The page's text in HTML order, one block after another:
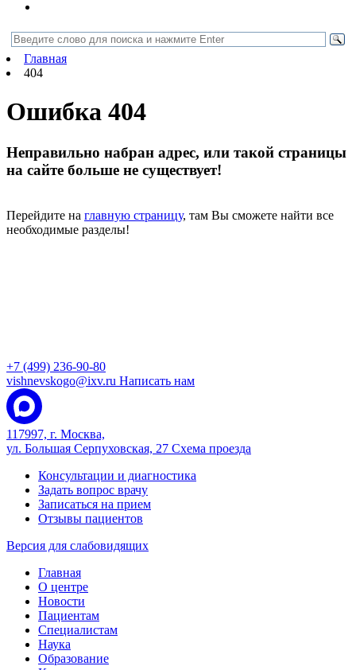
Главная
404
Ошибка 404
Неправильно набран адрес, или такой страницы
на сайте больше не существует!
Перейдите на главную страницу, там Вы сможете найти все
необходимые разделы!
+7 (499) 236-90-80
vishnevskogo@ixv.ru Написать нам
117997, г. Москва,
ул. Большая Серпуховская, 27 Схема проезда
Консультации и диагностика
Задать вопрос врачу
Записаться на прием
Отзывы пациентов
Версия для слабовидящих
Главная
О центре
Новости
Пациентам
Специалистам
Наука
Образование